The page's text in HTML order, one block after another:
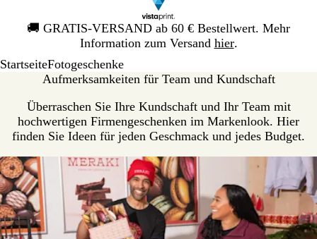
🚚 GRATIS-VERSAND ab 60 € Bestellwert. Mehr
Information zum Versand hier.
Galeriebild
1
StartseiteFotogeschenke
Aufmerksamkeiten für Team und Kundschaft
Überraschen Sie Ihre Kundschaft und Ihr Team mit
hochwertigen Firmengeschenken im Markenlook. Hier
finden Sie Ideen für jeden Geschmack und jedes Budget.